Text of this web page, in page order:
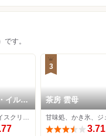
す。
イル・
3
茶房 雲母
3.71